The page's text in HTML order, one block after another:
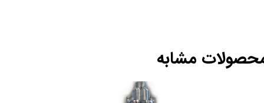
مشابه